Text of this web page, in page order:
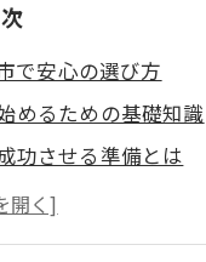
で安心の選び方
めるための基礎知識
功させる準備とは
業者選びポイント
もりの取り方を解説